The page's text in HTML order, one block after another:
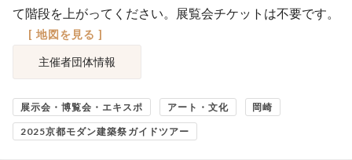
て階段を上がってください。展覧会チケットは不要です。
[ 地図を見る ]
主催者団体情報
展示会・博覧会・エキスポ アート・文化 岡崎
2025京都モダン建築祭ガイドツアー